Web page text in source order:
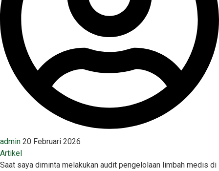
admin 20 Februari 2026
Artikel
Saat saya diminta melakukan audit pengelolaan limbah medis di